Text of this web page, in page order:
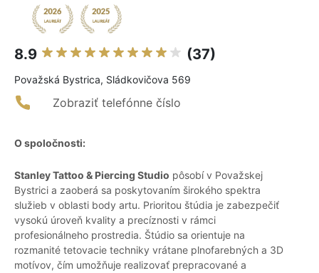
8.9 (37)
Považská Bystrica, Sládkovičova 569
Zobraziť telefónne číslo
O spoločnosti:
Stanley Tattoo & Piercing Studio pôsobí v Považskej
Bystrici a zaoberá sa poskytovaním širokého spektra
služieb v oblasti body artu. Prioritou štúdia je zabezpečiť
vysokú úroveň kvality a precíznosti v rámci
profesionálneho prostredia. Štúdio sa orientuje na
rozmanité tetovacie techniky vrátane plnofarebných a 3D
motívov, čím umožňuje realizovať prepracované a